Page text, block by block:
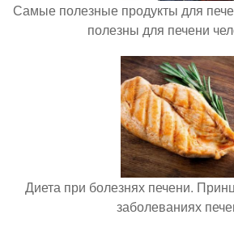
Самые полезные продукты для
полезны для печени
Диета при болезнях печени.
заболеваниях